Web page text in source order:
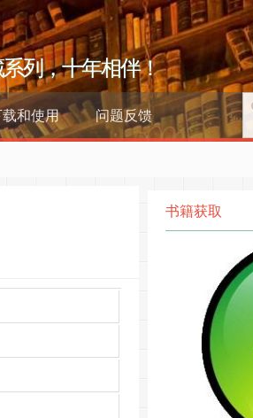
列，十年相伴！
和使用 问题反馈
书籍获取